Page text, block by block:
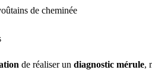
de cheminée
de réaliser un diagnostic mérule,